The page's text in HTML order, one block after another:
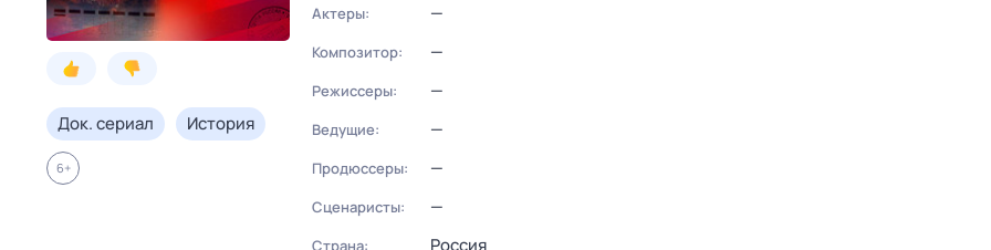
Док. сериал История
6+
Актеры: —
Композитор: —
Режиссеры: —
Ведущие: —
Продюссеры: —
Сценаристы: —
Страна: Россия